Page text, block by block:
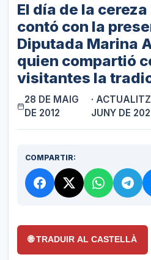
El día de la
contó con la
Diputada Marina
quien compartió
visitantes la
28 DE MAIG
DE 2012
·
JUNY DE
COMPARTIR:
🌐 TRADUIR AL CASTELLÀ